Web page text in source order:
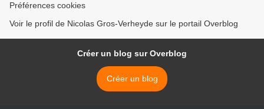
Préférences cookies
Voir le profil de Nicolas Gros-Verheyde sur le portail Overblog
Créer un blog sur Overblog
Créer un blog